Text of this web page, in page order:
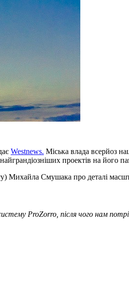
Westnews. Міська влада всерйоз
проектів на його
Смушака про деталі
ProZorro, після чого нам